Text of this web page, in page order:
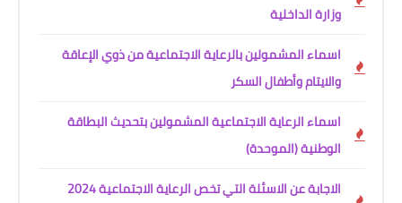
وزارة الداخلية
اسماء المشمولين بالرعاية الاجتماعية من ذوي الإعاقة
والايتام وأطفال السكر
اسماء الرعاية الاجتماعية المشمولين بتحديث البطاقة
الوطنية (الموحدة)
الاجابة عن الاسئلة التي تخص الرعاية الاجتماعية 2024